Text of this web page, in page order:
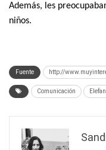
Además, les
niños.
Fuente http://
Comunicación